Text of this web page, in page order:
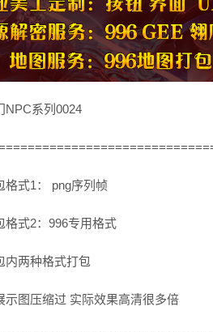
NPC系列0024
格式1： png序列帧
格式2：996专用格式
内两种格式打包
示图压缩过 实际效果高清很多倍